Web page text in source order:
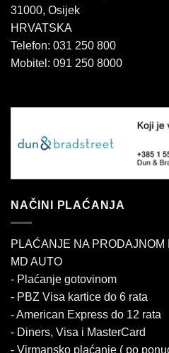
31000, Osijek
HRVATSKA
Telefon: 031 250 800
Mobitel: 091 250 8000
NAČINI PLAĆANJA
PLAĆANJE NA PRODAJNOM
MD AUTO
- Plaćanje gotovinom
- PBZ Visa kartice do 6 rata
- American Express do 12 rata
- Diners, Visa i MasterCard
- Virmansko plaćanje ( po